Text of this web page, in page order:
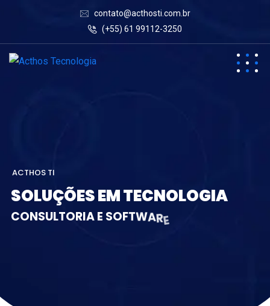
contato@acthosti.com.br
(+55) 61 99112-3250
CONSULTORIAE SOFTWARE
ACTHOS TI
SOLUÇÕESEMTECNOLOGIA